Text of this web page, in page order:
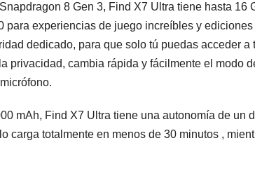
8 Gen 3, Find X7 Ultra tiene hasta 16
para experiencias de juego increíbles y
dedicado, para que solo tú puedas acceder a
privacidad, cambia rápida y fácilmente el modo
mAh, Find X7 Ultra tiene una autonomía de un
carga totalmente en menos de 30 minutos ,